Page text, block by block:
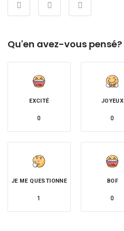
Qu'en avez-vous pensé?
EXCITÉ
0
JOYEUX
0
JE ME QUESTIONNE
1
BOF
0